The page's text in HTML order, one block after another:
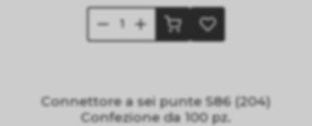
Connettore a sei punte S86 (204)
Confezione da 100 pz.